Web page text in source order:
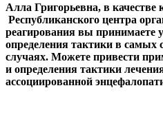
Алла Григорьевна, в качестве
Республиканского центра
реагирования вы принимаете
определения тактики в
случаях. Можете привести
и определения тактики
ассоциированной